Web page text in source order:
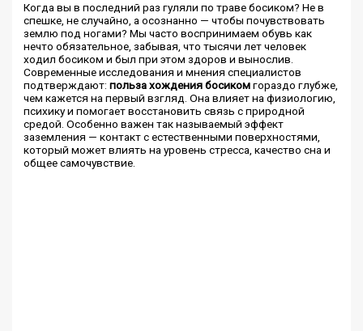
Когда вы в последний раз гуляли по траве босиком? Не в
спешке, не случайно, а осознанно — чтобы почувствовать
землю под ногами? Мы часто воспринимаем обувь как
нечто обязательное, забывая, что тысячи лет человек
ходил босиком и был при этом здоров и вынослив.
Современные исследования и мнения специалистов
подтверждают:польза хождения босикомгораздо глубже,
чем кажется на первый взгляд. Она влияет на физиологию,
психику и помогает восстановить связь с природной
средой. Особенно важен так называемый эффект
заземления — контакт с естественными поверхностями,
который может влиять на уровень стресса, качество сна и
общее самочувствие.